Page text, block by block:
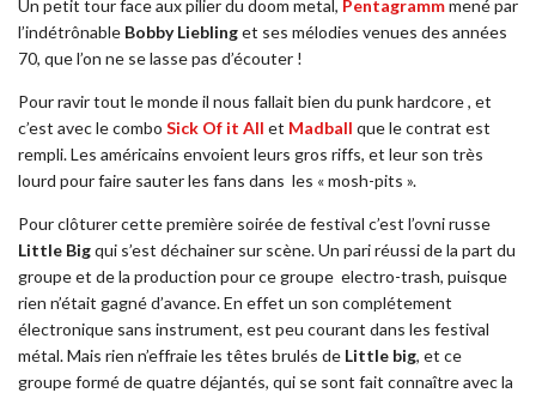
Un petit tour face aux pilier du doom metal, Pentagrammmené par
l’indétrônable Bobby Lieblinget ses mélodies venues des années
70, que l’on ne se lasse pas d’écouter !
Pour ravir tout le monde il nous fallait bien du punk hardcore , et
c’est avec le combo Sick Of it All et Madball que le contrat est
rempli. Les américains envoient leurs gros riffs, et leur son très
lourd pour faire sauter les fans dans les « mosh-pits ».
Pour clôturer cette première soirée de festival c’est l’ovni russe
Little Bigqui s’est déchainer sur scène. Un pari réussi de la part du
groupe et de la production pour ce groupe electro-trash, puisque
rien n’était gagné d’avance. En effet un son complétement
électronique sans instrument, est peu courant dans les festival
métal. Mais rien n’effraie les têtes brulés de Little big, et ce
groupe formé de quatre déjantés, qui se sont fait connaître avec la